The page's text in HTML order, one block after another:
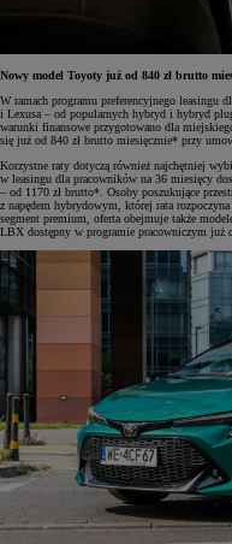
Nowy model Toyoty już od 840 zł brutto
W ramach programu preferencyjnego leasingu
i Lexusa – od popularnych hybryd i hybryd
warunki finansowe przygotowano dla
się już od 840 zł brutto miesięcznie* przy
Korzystne raty dotyczą również najchętniej
w leasingu dla pracowników na 36 miesięcy
– od 1170 zł brutto*. Osoby poszukujące
z napędem hybrydowym, której rata
segment premium, oferta obejmuje także
LBX dostępny w programie pracowniczym już